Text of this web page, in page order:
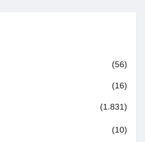
(56)
(16)
(1.831)
(10)